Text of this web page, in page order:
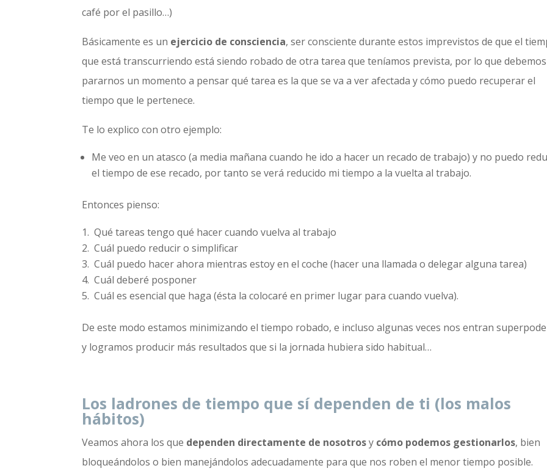
café por el pasillo…)
Básicamente es un ejercicio de consciencia, ser consciente durante estos imprevistos de que el
que está transcurriendo está siendo robado de otra tarea que teníamos prevista, por lo que debemos
pararnos un momento a pensar qué tarea es la que se va a ver afectada y cómo puedo recuperar el
tiempo que le pertenece.
Te lo explico con otro ejemplo:
Me veo en un atasco (a media mañana cuando he ido a hacer un recado de trabajo) y no puedo
el tiempo de ese recado, por tanto se verá reducido mi tiempo a la vuelta al trabajo.
Entonces pienso:
Qué tareas tengo qué hacer cuando vuelva al trabajo
Cuál puedo reducir o simplificar
Cuál puedo hacer ahora mientras estoy en el coche (hacer una llamada o delegar alguna tarea)
Cuál deberé posponer
Cuál es esencial que haga (ésta la colocaré en primer lugar para cuando vuelva).
De este modo estamos minimizando el tiempo robado, e incluso algunas veces nos entran
y logramos producir más resultados que si la jornada hubiera sido habitual…
Los ladrones de tiempo que sí dependen de ti (los malos
hábitos)
Veamos ahora los que dependen directamente de nosotrosy cómo podemos gestionarlos, bien
bloqueándolos o bien manejándolos adecuadamente para que nos roben el menor tiempo posible.